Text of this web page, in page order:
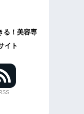
る！美容専
イト